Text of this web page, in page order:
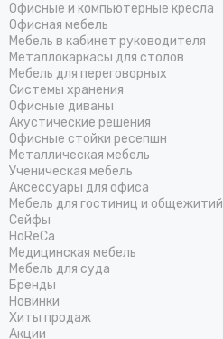
Офисные и компьютерные кресла
Офисная мебель
Мебель в кабинет руководителя
Металлокаркасы для столов
Мебель для переговорных
Системы хранения
Офисные диваны
Акустические решения
Офисные стойки ресепшн
Металлическая мебель
Ученическая мебель
Аксессуары для офиса
Мебель для гостиниц и общежитий
Cейфы
HoReCa
Медицинская мебель
Мебель для суда
Бренды
Новинки
Хиты продаж
Акции